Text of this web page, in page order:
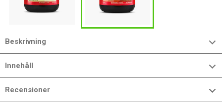
Beskrivning
Innehåll
Recensioner